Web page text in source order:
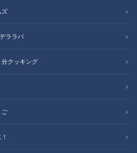
ズ
ララバ
クッキング
ご
3分クッキング』
クッキング
使った口当たりのよい白あえ。ささ身
で、よりなめらかに仕上がります。
ユーピー３分クッキング ）